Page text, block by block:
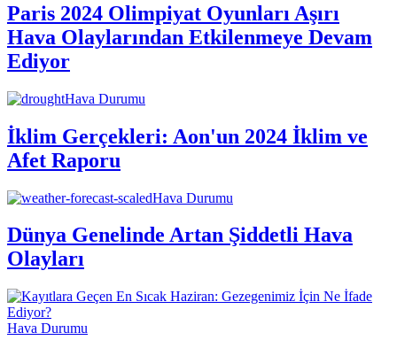
Paris 2024 Olimpiyat Oyunları Aşırı
Hava Olaylarından Etkilenmeye Devam
Ediyor
Hava Durumu
İklim Gerçekleri: Aon'un 2024 İklim ve
Afet Raporu
Hava Durumu
Dünya Genelinde Artan Şiddetli Hava
Olayları
Hava Durumu